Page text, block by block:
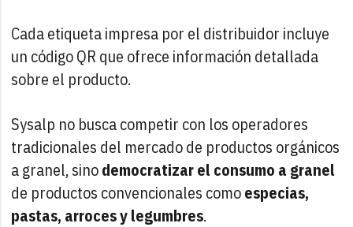
Cada etiqueta impresa por el distribuidor incluye
un código QR que ofrece información detallada
sobre el producto.
Sysalp no busca competir con los operadores
tradicionales del mercado de productos orgánicos
a granel, sinodemocratizar el consumo a granel
de productos convencionales comoespecias,
pastas, arroces y legumbres.